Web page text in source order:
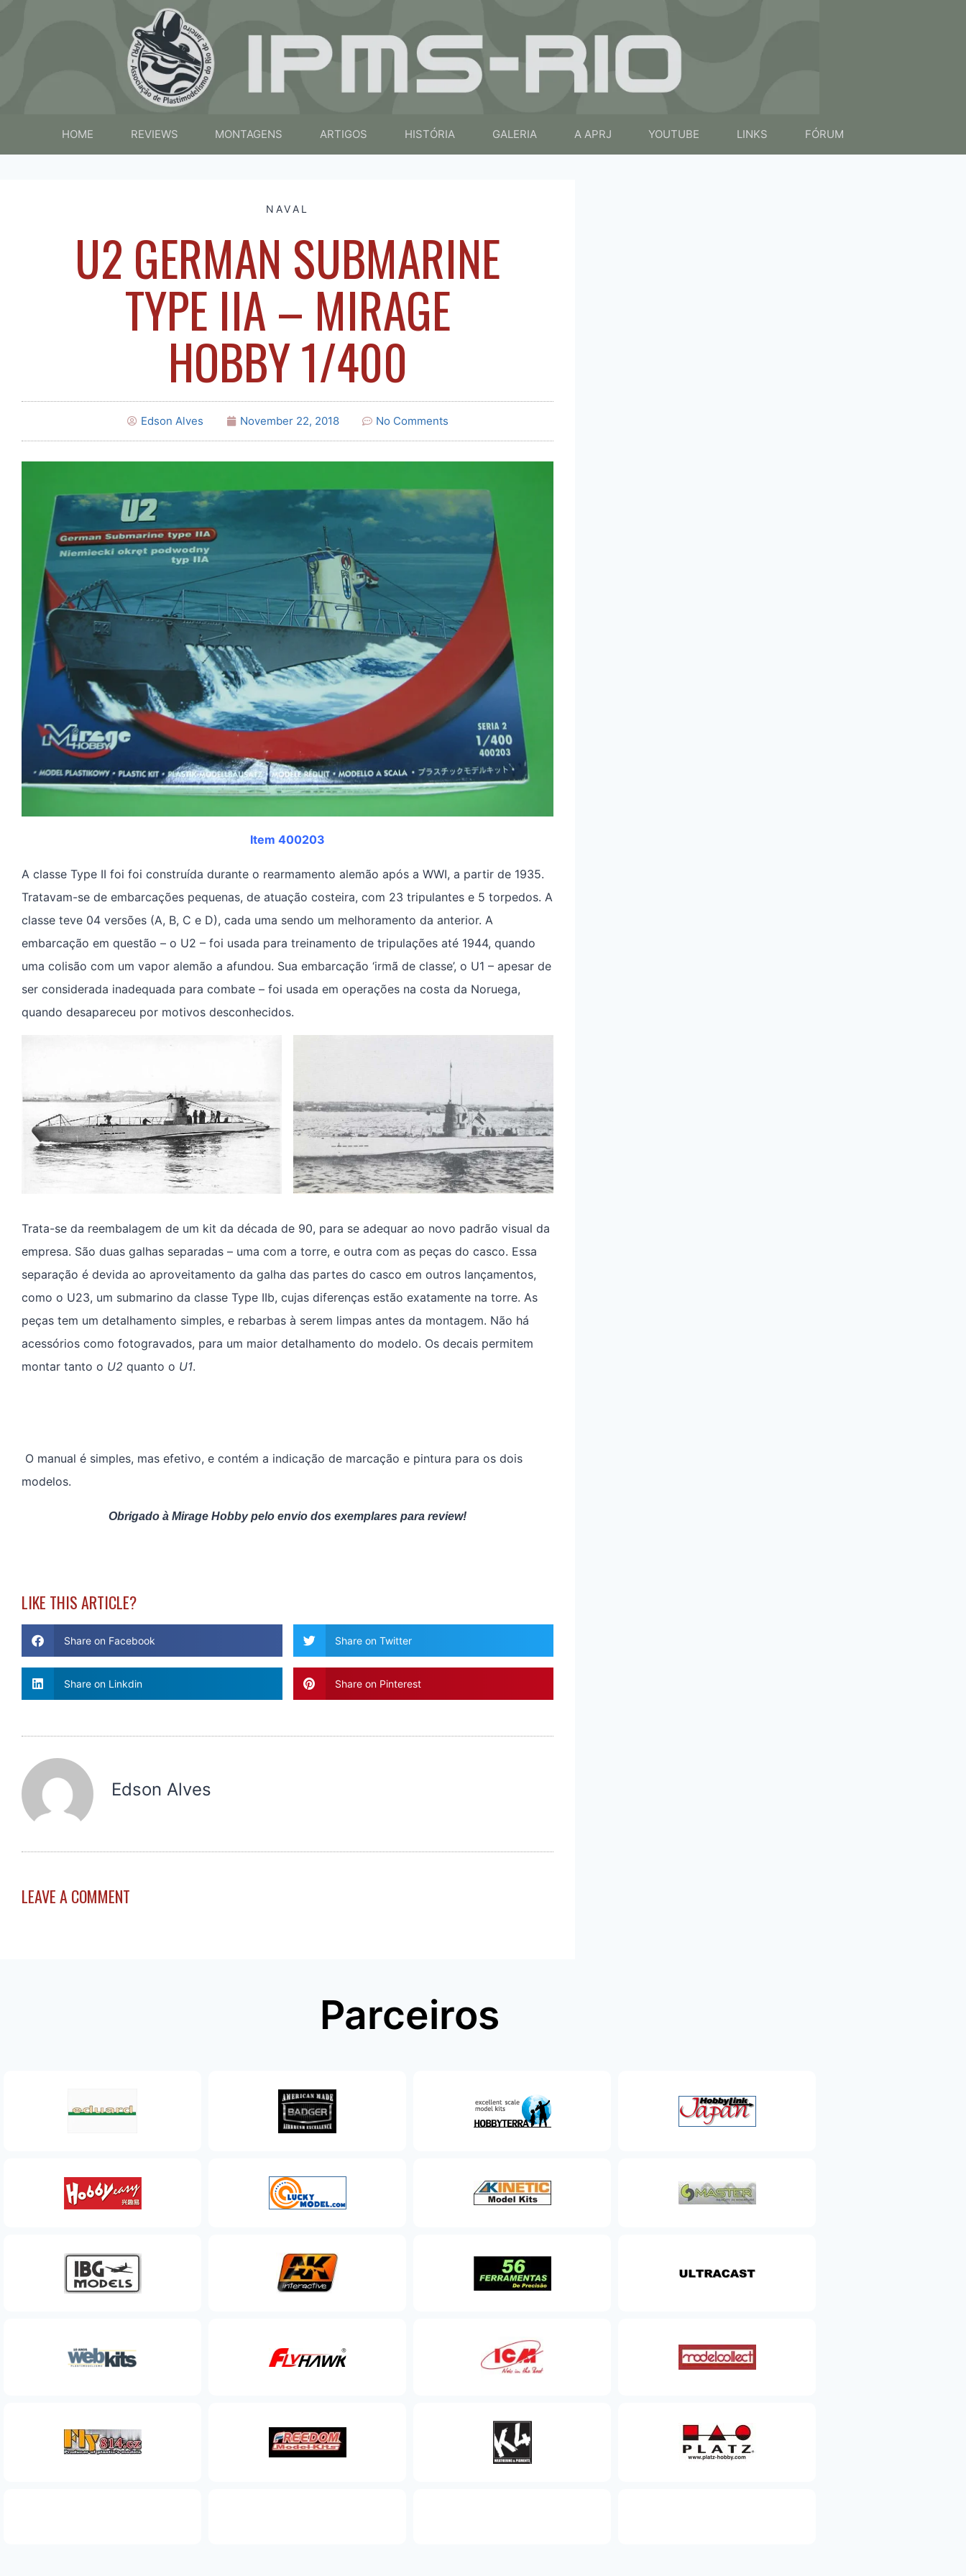
HOME REVIEWS MONTAGENS ARTIGOS HISTÓRIA GALERIA A APRJ YOUTUBE LINKS FÓRUM
NAVAL
U2 GERMAN SUBMARINE
TYPE IIA – MIRAGE
HOBBY 1/400
Edson Alves November 22, 2018 No Comments
Item 400203
A classe Type II foi foi construída durante o rearmamento alemão após a WWI, a partir de 1935.
Tratavam-se de embarcações pequenas, de atuação costeira, com 23 tripulantes e 5 torpedos. A
classe teve 04 versões (A, B, C e D), cada uma sendo um melhoramento da anterior. A
embarcação em questão – o U2 – foi usada para treinamento de tripulações até 1944, quando
uma colisão com um vapor alemão a afundou. Sua embarcação ‘irmã de classe’, o U1 – apesar de
ser considerada inadequada para combate – foi usada em operações na costa da Noruega,
quando desapareceu por motivos desconhecidos.
Trata-se da reembalagem de um kit da década de 90, para se adequar ao novo padrão visual da
empresa. São duas galhas separadas – uma com a torre, e outra com as peças do casco. Essa
separação é devida ao aproveitamento da galha das partes do casco em outros lançamentos,
como o U23, um submarino da classe Type IIb, cujas diferenças estão exatamente na torre. As
peças tem um detalhamento simples, e rebarbas à serem limpas antes da montagem. Não há
acessórios como fotogravados, para um maior detalhamento do modelo. Os decais permitem
montar tanto o U2 quanto o U1.
O manual é simples, mas efetivo, e contém a indicação de marcação e pintura para os dois
modelos.
Obrigado à Mirage Hobby pelo envio dos exemplares para review!
LIKE THIS ARTICLE?
Share on Facebook Share on Twitter
Share on Linkdin Share on Pinterest
Edson Alves
LEAVE A COMMENT
Parceiros